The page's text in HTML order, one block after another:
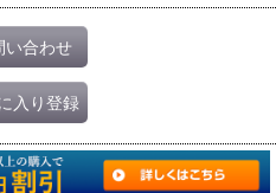
い合わせ
入り登録